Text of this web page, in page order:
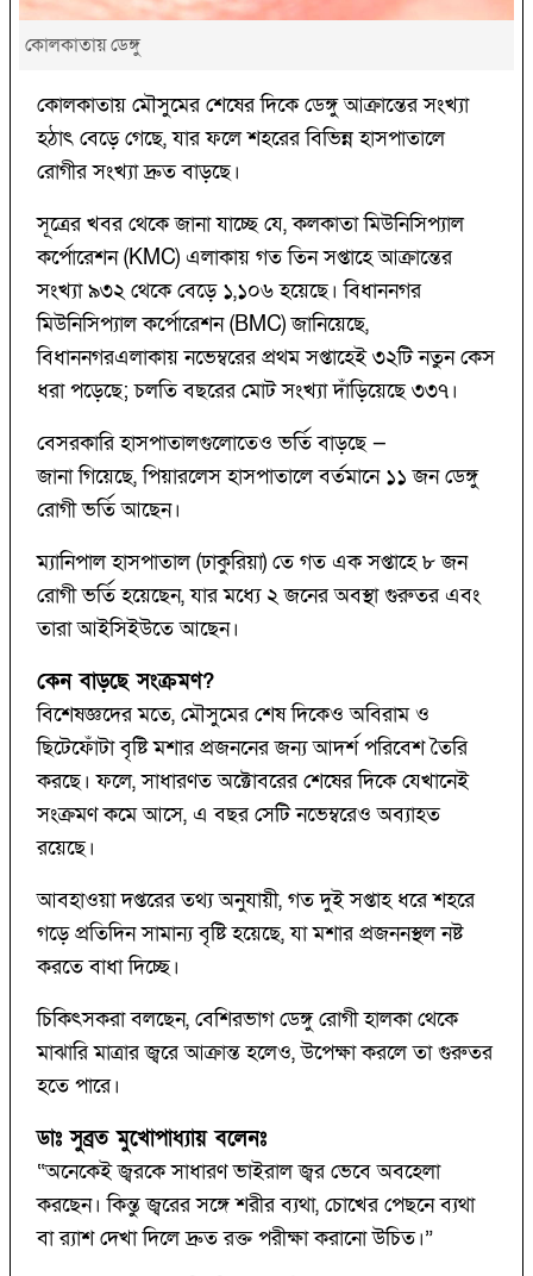
কোলকাতায় ডেঙ্গু
কোলকাতায় মৌসুমের শেষের দিকে ডেঙ্গু আক্রান্তের সংখ্যা
হঠাৎ বেড়ে গেছে, যার ফলে শহরের বিভিন্ন হাসপাতালে
রোগীর সংখ্যা দ্রুত বাড়ছে।
সূত্রের খবর থেকে জানা যাচ্ছে যে, কলকাতা মিউনিসিপ্যাল
কর্পোরেশন (KMC) এলাকায় গত তিন সপ্তাহে আক্রান্তের
সংখ্যা ৯৩২ থেকে বেড়ে ১,১০৬ হয়েছে। বিধাননগর
মিউনিসিপ্যাল কর্পোরেশন (BMC) জানিয়েছে,
বিধাননগরএলাকায় নভেম্বরের প্রথম সপ্তাহেই ৩২টি নতুন কেস
ধরা পড়েছে; চলতি বছরের মোট সংখ্যা দাঁড়িয়েছে ৩৩৭।
বেসরকারি হাসপাতালগুলোতেও ভর্তি বাড়ছে —
জানা গিয়েছে, পিয়ারলেস হাসপাতালে বর্তমানে ১১ জন ডেঙ্গু
রোগী ভর্তি আছেন।
ম্যানিপাল হাসপাতাল (ঢাকুরিয়া) তে গত এক সপ্তাহে ৮ জন
রোগী ভর্তি হয়েছেন, যার মধ্যে ২ জনের অবস্থা গুরুতর এবং
তারা আইসিইউতে আছেন।
কেন বাড়ছে সংক্রমণ?
বিশেষজ্ঞদের মতে, মৌসুমের শেষ দিকেও অবিরাম ও
ছিটেফোঁটা বৃষ্টি মশার প্রজননের জন্য আদর্শ পরিবেশ তৈরি
করছে। ফলে, সাধারণত অক্টোবরের শেষের দিকে যেখানেই
সংক্রমণ কমে আসে, এ বছর সেটি নভেম্বরেও অব্যাহত
রয়েছে।
আবহাওয়া দপ্তরের তথ্য অনুযায়ী, গত দুই সপ্তাহ ধরে শহরে
গড়ে প্রতিদিন সামান্য বৃষ্টি হয়েছে, যা মশার প্রজননস্থল নষ্ট
করতে বাধা দিচ্ছে।
চিকিৎসকরা বলছেন, বেশিরভাগ ডেঙ্গু রোগী হালকা থেকে
মাঝারি মাত্রার জ্বরে আক্রান্ত হলেও, উপেক্ষা করলে তা গুরুতর
হতে পারে।
ডাঃ সুব্রত মুখোপাধ্যায় বলেনঃ
“অনেকেই জ্বরকে সাধারণ ভাইরাল জ্বর ভেবে অবহেলা
করছেন। কিন্তু জ্বরের সঙ্গে শরীর ব্যথা, চোখের পেছনে ব্যথা
বা র‍্যাশ দেখা দিলে দ্রুত রক্ত পরীক্ষা করানো উচিত।”